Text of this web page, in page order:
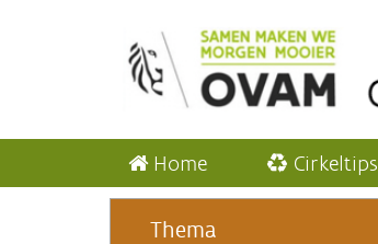
Home Cirkeltips
Thema